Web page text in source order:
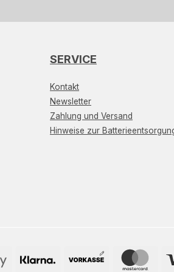
SERVICE
Kontakt
Newsletter
Zahlung und Versand
Hinweise zur